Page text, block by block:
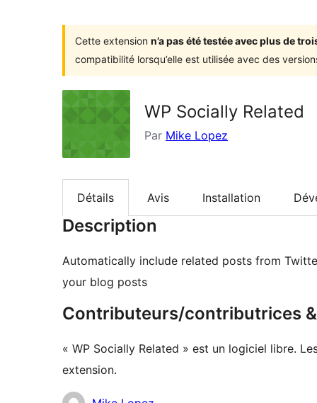
Cette extension n’a pas été testée avec plus de
compatibilité lorsqu’elle est utilisée avec des
WP Socially Related
Par Mike Lopez
Détails Avis Installation
Description
Automatically include related posts from
your blog posts
Contributeurs/contributrices
« WP Socially Related » est un logiciel libre.
extension.